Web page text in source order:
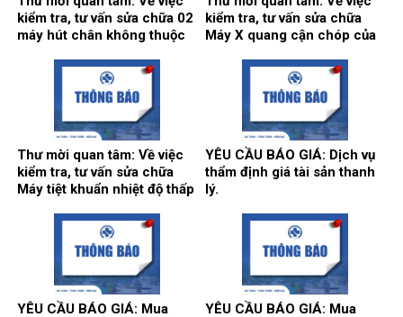
kiểm tra, tư vấn sửa chữa 02
máy hút chân không thuộc
kiểm tra, tư vấn sửa chữa
Máy X quang cận chóp của
Thư mời quan tâm: Về việc
kiểm tra, tư vấn sửa chữa
Máy tiệt khuẩn nhiệt độ thấp
YÊU CẦU BÁO GIÁ: Dịch vụ
thẩm định giá tài sản thanh
lý.
YÊU CẦU BÁO GIÁ: Mua YÊU CẦU BÁO GIÁ: Mua